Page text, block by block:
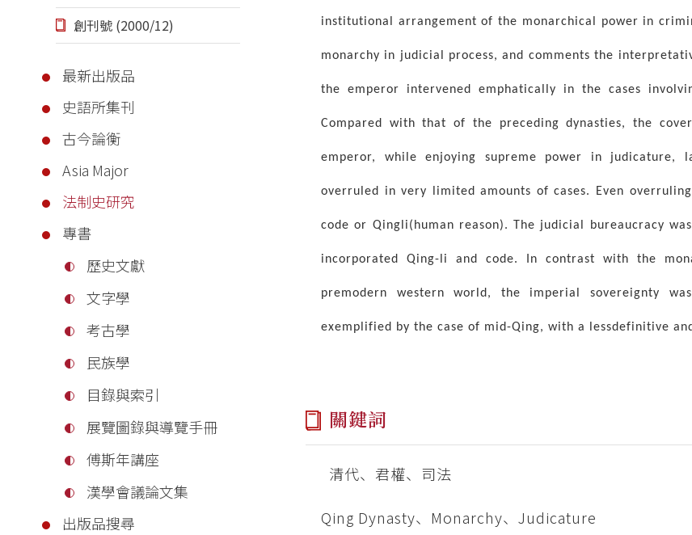
創刊號 (2000/12)
最新出版品
史語所集刊
古今論衡
Asia Major
法制史研究
專書
歷史文獻
文字學
考古學
民族學
目錄與索引
展覽圖錄與導覽手冊
傅斯年講座
漢學會議論文集
出版品搜尋
institutional arrangement of the monarchical power in
monarchy in judicial process, and comments the
the emperor intervened emphatically in the cases
Compared with that of the preceding dynasties, the
emperor, while enjoying supreme power in judicature,
overruled in very limited amounts of cases. Even
code or Qingli(human reason). The judicial bureaucracy
incorporated Qing-li and code. In contrast with the
premodern western world, the imperial sovereignty
exemplified by the case of mid-Qing, with a lessdefinitive
關鍵詞
清代、君權、司法
Qing Dynasty、Monarchy、Judicature